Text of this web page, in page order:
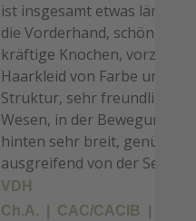
ist insgesamt etwas länger
die Vorderhand, schöne
kräftige Knochen,
Haarkleid von Farbe und
Struktur, sehr freundliches
Wesen, in der Bewegung
hinten sehr breit, genügend
ausgreifend von der Seite
VDH
Ch.A.
CAC/CACIB